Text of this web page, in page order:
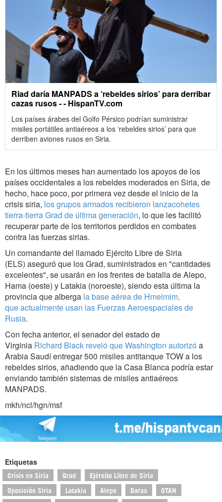
Riad daría MANPADS a ‘rebeldes sirios’ para derribar
cazas rusos - - HispanTV.com
Los países árabes del Golfo Pérsico podrían suministrar
misiles portátiles antiaéreos a los ‘rebeldes sirios’ para que
derriben aviones rusos en Siria.
En los últimos meses han aumentado los apoyos de los
países occidentales a los rebeldes moderados en Siria, de
hecho, hace poco, por primera vez desde el inicio de la
crisis siria, los grupos armados recibieron lanzacohetes
tierra-tierra Grad de última generación, lo que les facilitó
recuperar parte de los territorios perdidos en combates
contra las fuerzas sirias.
Un comandante del llamado Ejército Libre de Siria
(ELS) aseguró que los Grad, suministrados en "cantidades
excelentes", se usarán en los frentes de batalla de Alepo,
Hama (oeste) y Latakia (noroeste), siendo esta última la
provincia que alberga la base aérea de Hmeimim,
que actualmente usan las Fuerzas Aeroespaciales de
Rusia.
Con fecha anterior, el senador del estado de
Virginia Richard Black reveló que Washington autorizó a
Arabia Saudí entregar 500 misiles antitanque TOW a los
rebeldes sirios, añadiendo que la Casa Blanca podría estar
enviando también sistemas de misiles antiaéreos
MANPADS.
mkh/ncl/hgn/msf
Etiquetas
Crisis en Siria Grad Ejército Libre de Siria
Oposición Siria Latakia Alepo Daraa OTAN